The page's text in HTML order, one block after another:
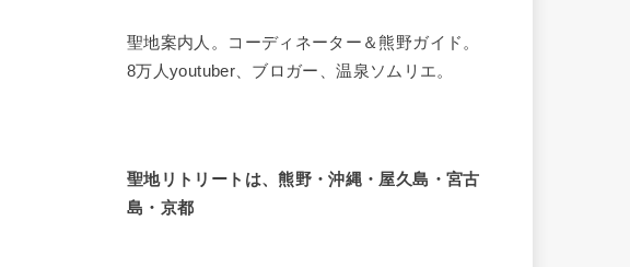
聖地案内人。コーディネーター＆熊野ガイド。
8万人youtuber、ブロガー、温泉ソムリエ。
聖地リトリートは、熊野・沖縄・屋久島・宮古
島・京都